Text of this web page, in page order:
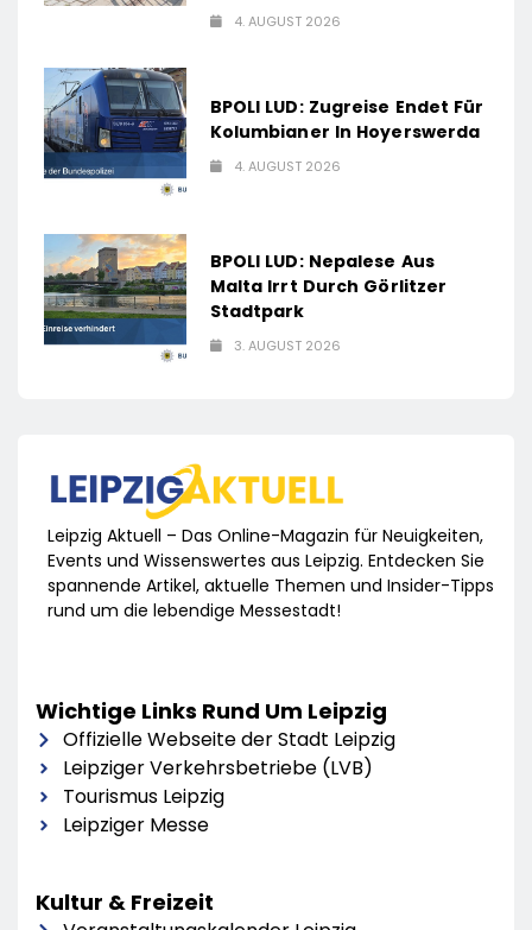
4. AUGUST 2026
BPOLI LUD: Zugreise Endet Für
Kolumbianer In Hoyerswerda
4. AUGUST 2026
BPOLI LUD: Nepalese Aus
Malta Irrt Durch Görlitzer
Stadtpark
3. AUGUST 2026
Leipzig Aktuell – Das Online-Magazin für Neuigkeiten,
Events und Wissenswertes aus Leipzig. Entdecken Sie
spannende Artikel, aktuelle Themen und Insider-Tipps
rund um die lebendige Messestadt!
Wichtige Links Rund Um Leipzig
Offizielle Webseite der Stadt Leipzig
Leipziger Verkehrsbetriebe (LVB)
Tourismus Leipzig
Leipziger Messe
Kultur & Freizeit